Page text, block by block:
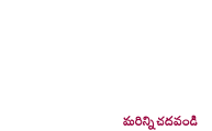
మరిన్ని చదవండి